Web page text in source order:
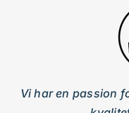
Vi har en passion